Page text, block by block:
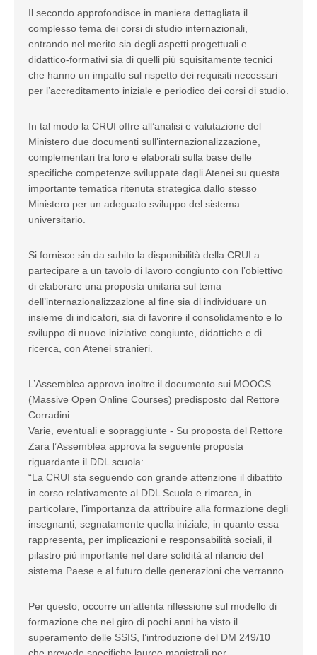
Il secondo approfondisce in maniera dettagliata il
complesso tema dei corsi di studio internazionali,
entrando nel merito sia degli aspetti progettuali e
didattico-formativi sia di quelli più squisitamente tecnici
che hanno un impatto sul rispetto dei requisiti necessari
per l’accreditamento iniziale e periodico dei corsi di studio.
In tal modo la CRUI offre all’analisi e valutazione del
Ministero due documenti sull’internazionalizzazione,
complementari tra loro e elaborati sulla base delle
specifiche competenze sviluppate dagli Atenei su questa
importante tematica ritenuta strategica dallo stesso
Ministero per un adeguato sviluppo del sistema
universitario.
Si fornisce sin da subito la disponibilità della CRUI a
partecipare a un tavolo di lavoro congiunto con l’obiettivo
di elaborare una proposta unitaria sul tema
dell’internazionalizzazione al fine sia di individuare un
insieme di indicatori, sia di favorire il consolidamento e lo
sviluppo di nuove iniziative congiunte, didattiche e di
ricerca, con Atenei stranieri.
L’Assemblea approva inoltre il documento sui MOOCS
(Massive Open Online Courses) predisposto dal Rettore
Corradini.
Varie, eventuali e sopraggiunte - Su proposta del Rettore
Zara l’Assemblea approva la seguente proposta
riguardante il DDL scuola:
“La CRUI sta seguendo con grande attenzione il dibattito
in corso relativamente al DDL Scuola e rimarca, in
particolare, l’importanza da attribuire alla formazione degli
insegnanti, segnatamente quella iniziale, in quanto essa
rappresenta, per implicazioni e responsabilità sociali, il
pilastro più importante nel dare solidità al rilancio del
sistema Paese e al futuro delle generazioni che verranno.
Per questo, occorre un’attenta riflessione sul modello di
formazione che nel giro di pochi anni ha visto il
superamento delle SSIS, l’introduzione del DM 249/10